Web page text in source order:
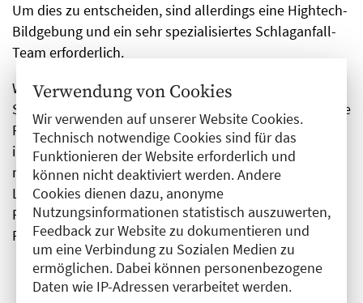
Verwendung von Cookies
Wir verwenden auf unserer Website Cookies.
Technisch notwendige Cookies sind für das
Funktionieren der Website erforderlich und
können nicht deaktiviert werden. Andere
Cookies dienen dazu, anonyme
Nutzungsinformationen statistisch auszuwerten,
Feedback zur Website zu dokumentieren und
um eine Verbindung zu Sozialen Medien zu
ermöglichen. Dabei können personenbezogene
Daten wie IP-Adressen verarbeitet werden.
Um dies zu entscheiden, sind allerdings eine Hightech-
Bildgebung und ein sehr spezialisiertes Schlaganfall-
Team erforderlich.
Wenn auf der Stroke Unit rasch die Ursache des
Schlaganfalls identifiziert wurde, ist das therapeutische
Repertoire in den vergangenen 30 Jahren auch viel
interdisziplinärer und größer geworden. Dazu gehören
neue Antikoagulantien, Karotis-Operationen in
Lokalanästhesie, interventionelle Vorhofohr- oder
Foramen-ovale-Verschlüsse sowie die Medikation von
Risikofaktoren.